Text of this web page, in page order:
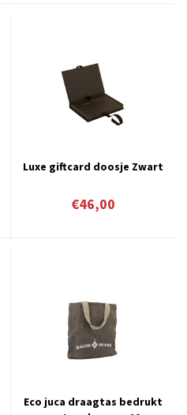
Luxe giftcard doosje Zwart
€46,00
Eco juca draagtas bedrukt